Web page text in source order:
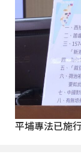
平埔專法已施